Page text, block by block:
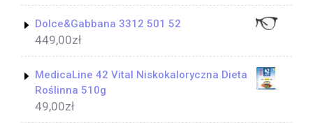
Dolce&Gabbana 3312 501 52
449,00zł
MedicaLine 42 Vital Niskokaloryczna Dieta
Roślinna 510g
49,00zł